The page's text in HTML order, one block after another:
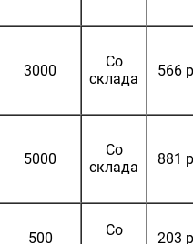
3000
Со
склада
566
5000
Со
склада
881
500
Со
203